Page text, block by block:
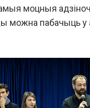
моцныя
можна пабачыць